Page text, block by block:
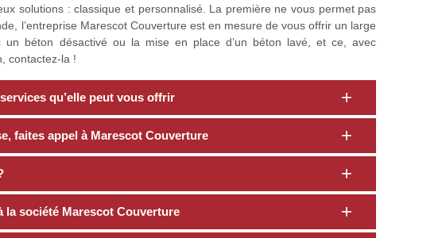
solutions : classique et personnalisé. La première ne vous permet pas
l’entreprise Marescot Couverture est en mesure de vous offrir un large
béton désactivé ou la mise en place d’un béton lavé, et ce, avec
contactez-la !
qu’elle peut vous offrir
faites appel à Marescot Couverture
la société Marescot Couverture